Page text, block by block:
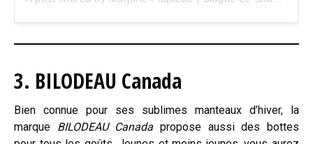
3. BILODEAU Canada
Bien connue pour ses sublimes manteaux d’hiver, la
marque BILODEAU Canada propose aussi des bottes